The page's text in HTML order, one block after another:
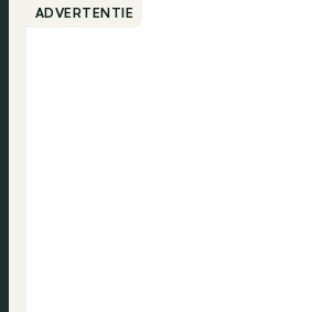
ADVERTENTIE